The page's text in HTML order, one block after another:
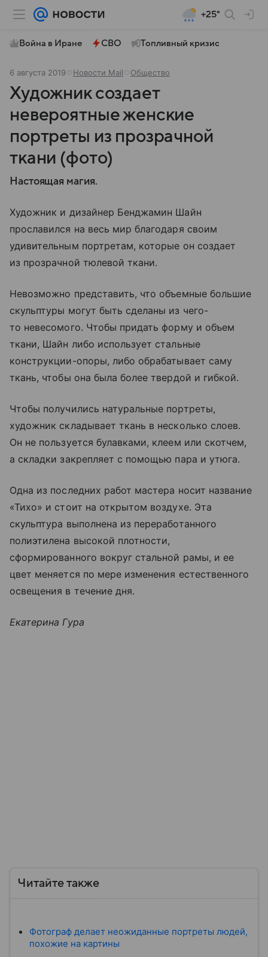
+25°
Война в Иране СВО Топливный кризис
6 августа 2019 Новости Mail Общество
Художник создает
невероятные женские
портреты из прозрачной
ткани (фото)
Настоящая магия.
Художник и дизайнер Бенджамин Шайн
прославился на весь мир благодаря своим
удивительным портретам, которые он создает
из прозрачной тюлевой ткани.
Невозможно представить, что объемные большие
скульптуры могут быть сделаны из чего-
то невесомого. Чтобы придать форму и объем
ткани, Шайн либо использует стальные
конструкции-опоры, либо обрабатывает саму
ткань, чтобы она была более твердой и гибкой.
Чтобы получились натуральные портреты,
художник складывает ткань в несколько слоев.
Он не пользуется булавками, клеем или скотчем,
а складки закрепляет с помощью пара и утюга.
Одна из последних работ мастера носит название
«Тихо» и стоит на открытом воздухе. Эта
скульптура выполнена из переработанного
полиэтилена высокой плотности,
сформированного вокруг стальной рамы, и ее
цвет меняется по мере изменения естественного
освещения в течение дня.
Екатерина Гура
Читайте также
Фотограф делает неожиданные портреты людей,
похожие на картины